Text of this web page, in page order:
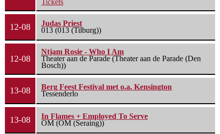
12-08
Judas Priest
013 (013 (Tilburg))
12-08
Ntjam Rosie - Who I Am
Theater aan de Parade (Theater aan de Parade (Den
Bosch))
13-08
Berg Feest Festival met o.a. Kensington
Tessenderlo
13-08
In Flames + Employed To Serve
OM (OM (Seraing))